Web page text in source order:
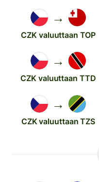
→
CZK valuuttaan TOP
→
CZK valuuttaan TTD
→
CZK valuuttaan TZS